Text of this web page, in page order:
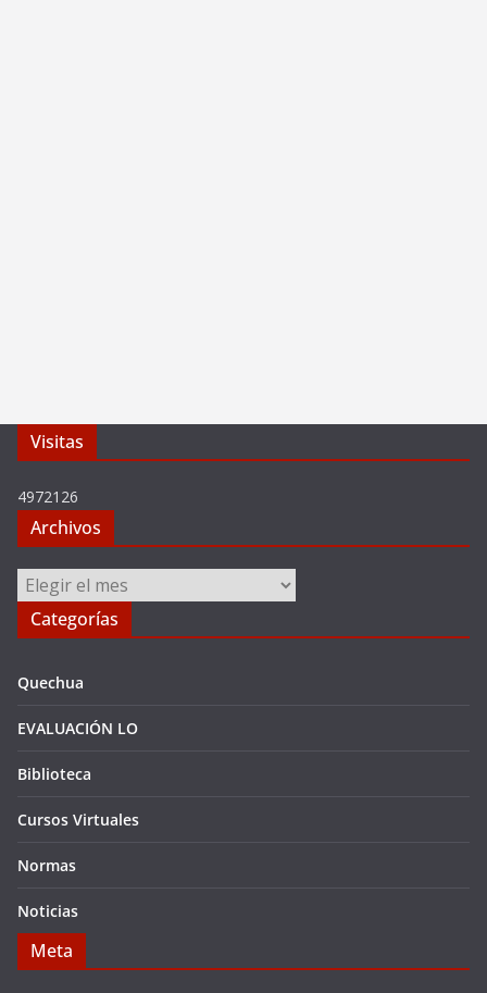
Visitas
4972126
Archivos
Archivos
Categorías
Quechua
EVALUACIÓN LO
Biblioteca
Cursos Virtuales
Normas
Noticias
Meta